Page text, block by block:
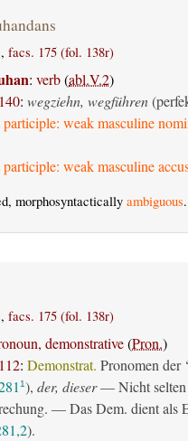
facs. 175 (fol. 138r)
: verb(abl.V.2)
: wegziehn, wegführen
participle: weak masculine
participle: weak masculine
morphosyntactically ambiguous.
facs. 175 (fol. 138r)
demonstrative(Pron.)
: Demonstrat. Pronomen der
1), der, dieser— Nicht selten
— Das Dem. dient als
).